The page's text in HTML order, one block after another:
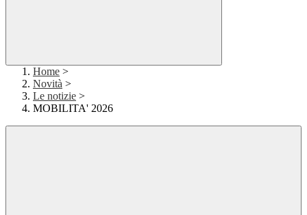
Home >
Novità >
Le notizie >
MOBILITA' 2026